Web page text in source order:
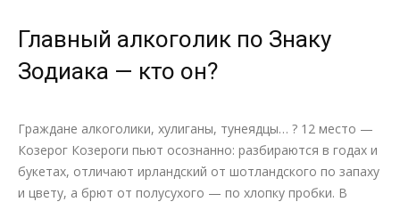
Главный алкоголик по Знаку
Зодиака — кто он?
Граждане алкоголики, хулиганы, тунеядцы… ? 12 место —
Козерог Козероги пьют осознанно: разбираются в годах и
букетах, отличают ирландский от шотландского по запаху
и цвету, а брют от полусухого — по хлопку пробки. В